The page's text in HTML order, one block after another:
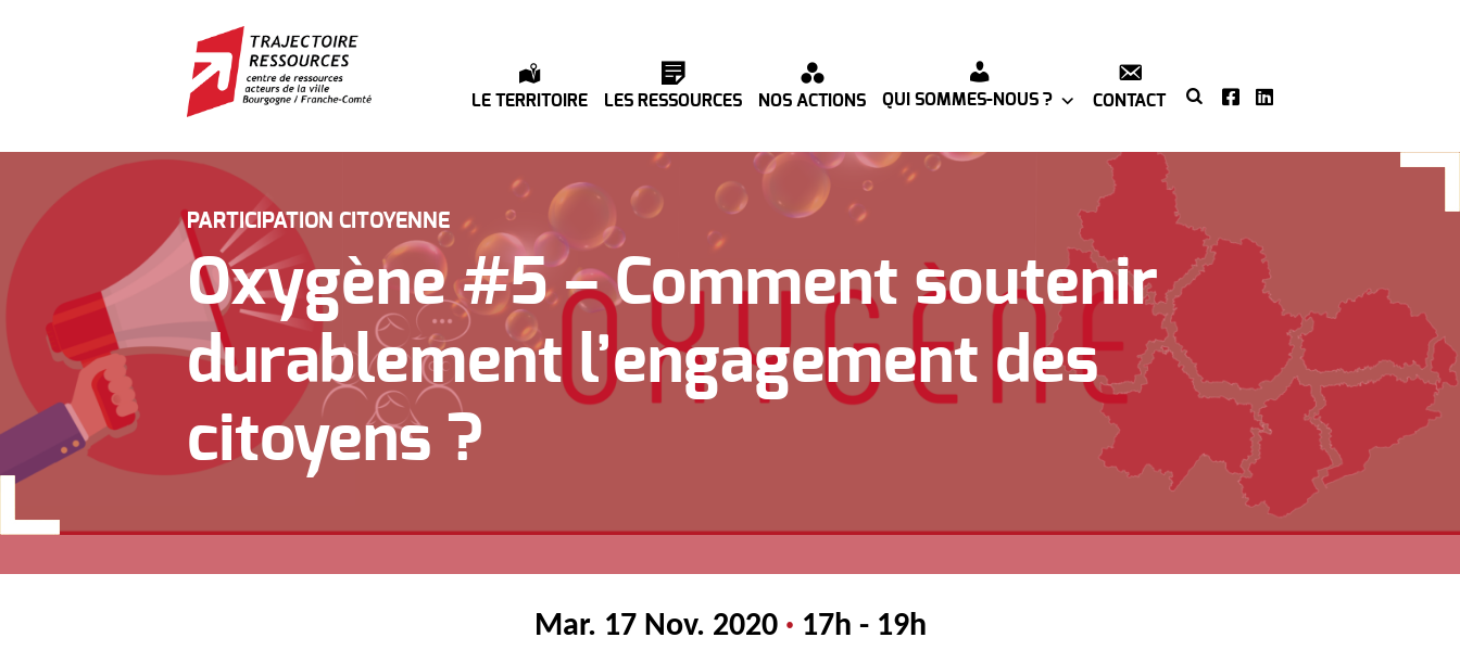
LE TERRITOIRE LES RESSOURCES NOS ACTIONS QUI SOMMES-NOUS ? CONTACT
PARTICIPATION CITOYENNE
Oxygène #5 – Comment soutenir
durablement l’engagement des
citoyens ?
Mar. 17 Nov. 2020 · 17h - 19h